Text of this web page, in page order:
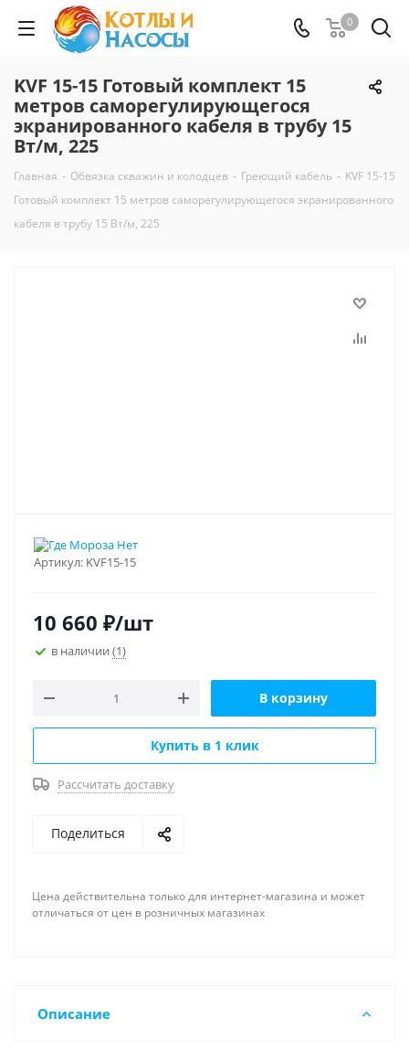
0
KVF 15-15 Готовый комплект 15
метров саморегулирующегося
экранированного кабеля в трубу 15
Вт/м, 225
Главная - Обвязка скважин и колодцев - Греющий кабель - KVF 15-15
Готовый комплект 15 метров саморегулирующегося экранированного
кабеля в трубу 15 Вт/м, 225
Артикул: KVF15-15
10 660 ₽/шт
в наличии (1)
В корзину
Купить в 1 клик
Рассчитать доставку
Поделиться
Цена действительна только для интернет-магазина и может
отличаться от цен в розничных магазинах
Описание